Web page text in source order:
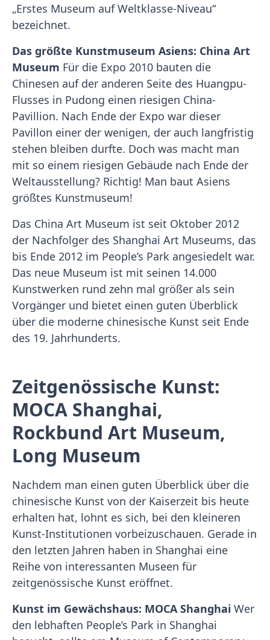
„Erstes Museum auf Weltklasse-Niveau“
bezeichnet.
Das größte Kunstmuseum Asiens: China Art
Museum Für die Expo 2010 bauten die
Chinesen auf der anderen Seite des Huangpu-
Flusses in Pudong einen riesigen China-
Pavillion. Nach Ende der Expo war dieser
Pavillon einer der wenigen, der auch langfristig
stehen bleiben durfte. Doch was macht man
mit so einem riesigen Gebäude nach Ende der
Weltausstellung? Richtig! Man baut Asiens
größtes Kunstmuseum!
Das China Art Museum ist seit Oktober 2012
der Nachfolger des Shanghai Art Museums, das
bis Ende 2012 im People’s Park angesiedelt war.
Das neue Museum ist mit seinen 14.000
Kunstwerken rund zehn mal größer als sein
Vorgänger und bietet einen guten Überblick
über die moderne chinesische Kunst seit Ende
des 19. Jahrhunderts.
Zeitgenössische Kunst:
MOCA Shanghai,
Rockbund Art Museum,
Long Museum
Nachdem man einen guten Überblick über die
chinesische Kunst von der Kaiserzeit bis heute
erhalten hat, lohnt es sich, bei den kleineren
Kunst-Institutionen vorbeizuschauen. Gerade in
den letzten Jahren haben in Shanghai eine
Reihe von interessanten Museen für
zeitgenössische Kunst eröffnet.
Kunst im Gewächshaus: MOCA Shanghai Wer
den lebhaften People’s Park in Shanghai